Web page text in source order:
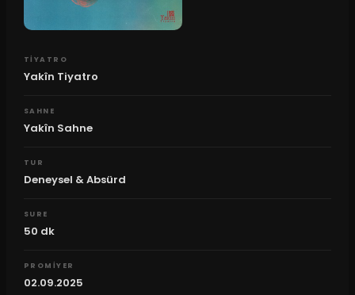
TIYATRO
Yakîn Tiyatro
SAHNE
Yakîn Sahne
TUR
Deneysel & Absürd
SURE
50 dk
PROMIYER
02.09.2025